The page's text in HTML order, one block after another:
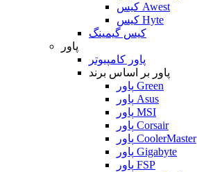
کیس Awest
کیس Hyte
کیس گیمینگ
پاور
پاور کامپیوتر
پاور بر اساس برند
پاور Green
پاور Asus
پاور MSI
پاور Corsair
پاور CoolerMaster
پاور Gigabyte
پاور FSP